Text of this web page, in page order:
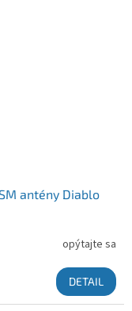
antény Diablo
opýtajte sa
DETAIL